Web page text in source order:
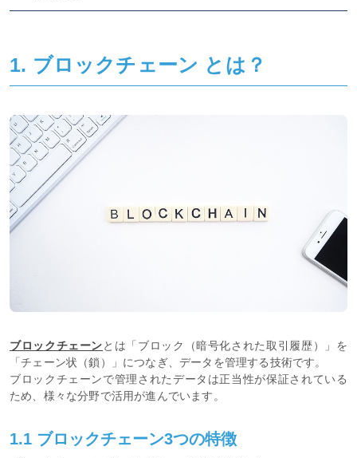
1. ブロックチェーン とは？
ブロックチェーンとは「ブロック（暗号化された取引履歴）」を
「チェーン状（鎖）」につなぎ、データを管理する技術です。
ブロックチェーンで管理されたデータは正当性が保証されている
ため、様々な分野で活用が進んでいます。
1.1 ブロックチェーン3つの特徴